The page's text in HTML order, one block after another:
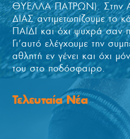
ΘΥΕΛΛΑ ΠΑΤΡΩΝ). Στην
ΔΙΑΣ αντιμετωπίζουμε το
ΠΑΙΔΙ και όχι ψυχρά σαν
Γι’αυτό ελέγχουμε την
αθλητή εν γένει και όχι
του στο ποδόσφαιρο.
Τελευταία Νέα